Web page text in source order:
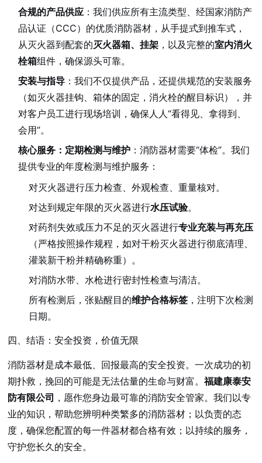
合规的产品供应 ：我们供应所有主流类型、经国家消防产
品认证（CCC）的优质消防器材，从手提式到推车式，
从灭火器到配套的灭火器箱、挂架 ，以及完整的室内消火
栓箱组件，确保源头可靠。
安装与指导 ：我们不仅提供产品，还提供规范的安装服务
（如灭火器挂钩、箱体的固定，消火栓的醒目标识），并
对客户员工进行现场培训，确保人人“看得见、拿得到、
会用”。
核心服务：定期检测与维护 ：消防器材需要“体检”。我们
提供专业的年度检测与维护服务：
对灭火器进行压力检查、外观检查、重量核对。
对达到规定年限的灭火器进行水压试验。
对药剂失效或压力不足的灭火器进行专业充装与再充压
（严格按照操作规程，如对干粉灭火器进行彻底清理、
灌装新干粉并精确称重）。
对消防水带、水枪进行密封性检查与清洁。
所有检测后，张贴醒目的维护合格标签 ，注明下次检测
日期。
四、结语：安全投资，价值无限
消防器材是成本最低、回报最高的安全投资。一次成功的初
期扑救，挽回的可能是无法估量的生命与财富。福建康泰安
防有限公司 ，愿作您身边最可靠的消防安全管家。我们以专
业的知识，帮助您辨明种类繁多的消防器材；以负责的态
度，确保您配置的每一件器材都合格有效；以持续的服务，
守护您长久的安全。